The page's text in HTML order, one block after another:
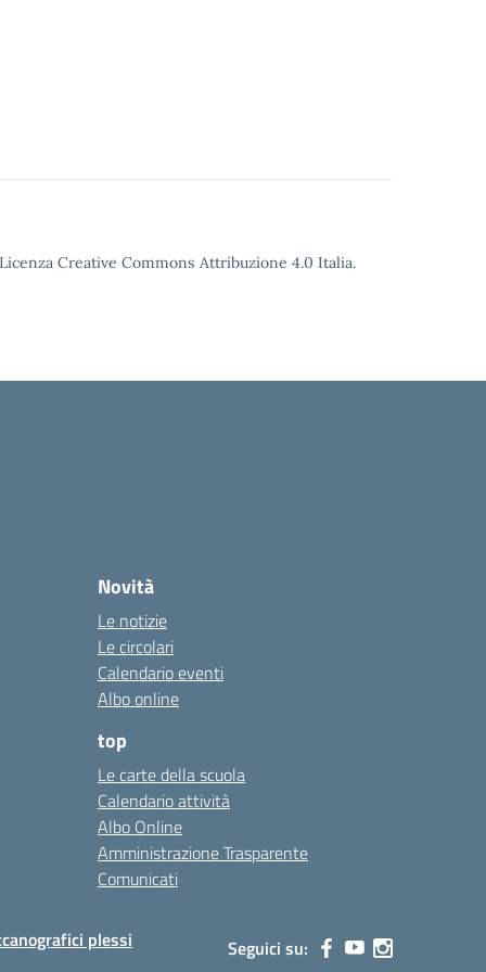
Creative Commons Attribuzione 4.0 Italia.
Novità
Le notizie
Le circolari
Calendario eventi
Albo online
top
Le carte della scuola
Calendario attività
Albo Online
Amministrazione Trasparente
Comunicati
plessi Seguici su: